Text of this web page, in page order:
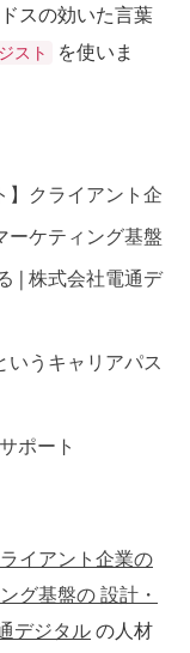
スの効いた言葉
スト
を使いま
】クライアント企
ーケティング基盤
| 株式会社電通デ
いうキャリアパス
ポート
イアント企業の
グ基盤の 設計・
デジタル の人材